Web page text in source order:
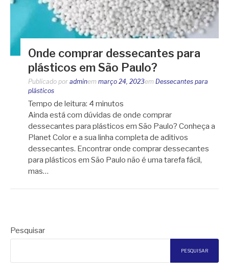
Onde comprar dessecantes para
plásticos em São Paulo?
Publicado por adminem março 24, 2023em Dessecantes para
plásticos
Tempo de leitura: 4 minutos
Ainda está com dúvidas de onde comprar
dessecantes para plásticos em São Paulo? Conheça a
Planet Color e a sua linha completa de aditivos
dessecantes. Encontrar onde comprar dessecantes
para plásticos em São Paulo não é uma tarefa fácil,
mas…
Pesquisar
PESQUISAR